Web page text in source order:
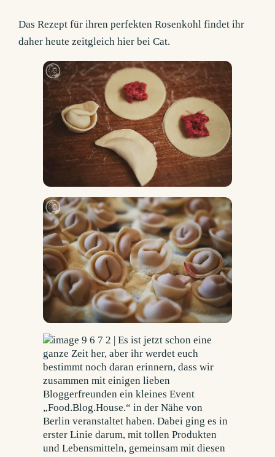
Das Rezept für ihren perfekten Rosenkohl findet ihr
daher heute zeitgleich hier bei Cat.